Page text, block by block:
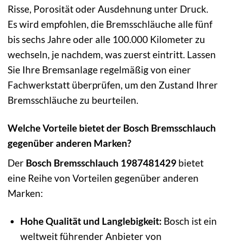
Risse, Porosität oder Ausdehnung unter Druck.
Es wird empfohlen, die Bremsschläuche alle fünf
bis sechs Jahre oder alle 100.000 Kilometer zu
wechseln, je nachdem, was zuerst eintritt. Lassen
Sie Ihre Bremsanlage regelmäßig von einer
Fachwerkstatt überprüfen, um den Zustand Ihrer
Bremsschläuche zu beurteilen.
Welche Vorteile bietet der Bosch Bremsschlauch
gegenüber anderen Marken?
Der Bosch Bremsschlauch 1987481429 bietet
eine Reihe von Vorteilen gegenüber anderen
Marken:
Hohe Qualität und Langlebigkeit: Bosch ist ein
weltweit führender Anbieter von